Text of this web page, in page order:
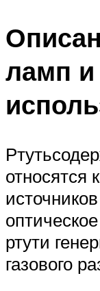
ламп и
относятся
ртути
газового